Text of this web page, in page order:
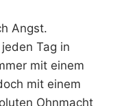
Angst.
Tag in
mit einem
mit einem
Ohnmacht